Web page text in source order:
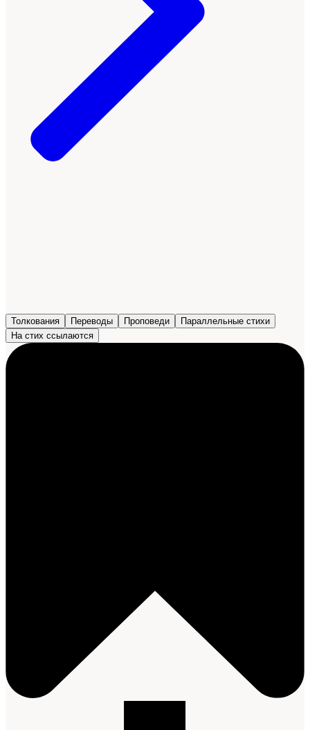
Толкования Переводы Проповеди
Параллельные стихи
На стих ссылаются